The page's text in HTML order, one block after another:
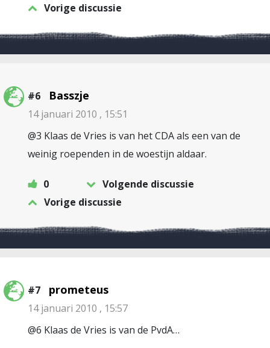
Vorige discussie
#6 Basszje
14 januari 2010 , 15:51
@3 Klaas de Vries is van het CDA als een van de
weinig roependen in de woestijn aldaar.
0
Volgende discussie
Vorige discussie
#7 prometeus
14 januari 2010 , 15:57
@6 Klaas de Vries is van de PvdA…